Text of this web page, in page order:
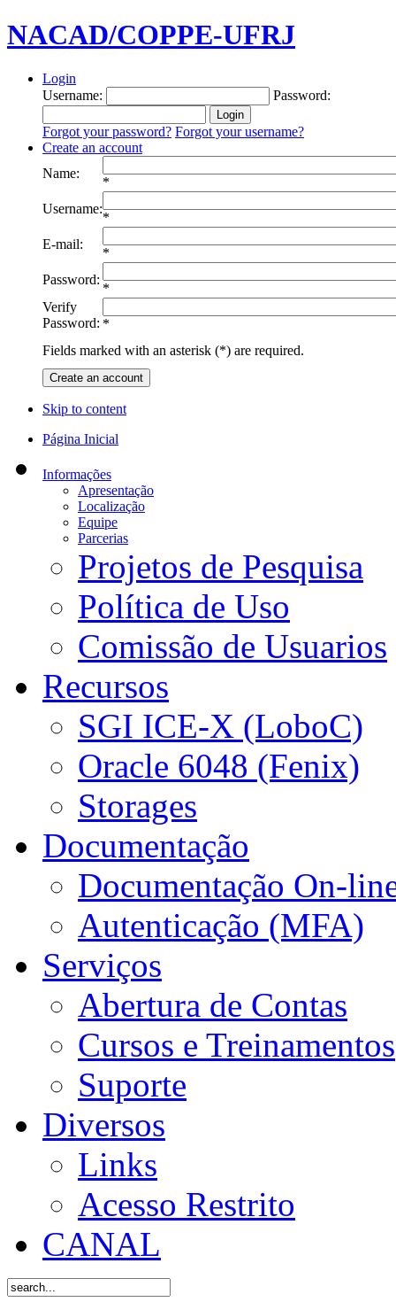
NACAD/COPPE-UFRJ
Login
Username:
Password:
Forgot your password? Forgot your username?
Create an account
Name:
*
Username:
*
E-mail:
*
Password:
*
Verify
Password: *
Fields marked with an asterisk (*) are required.
Create an account
Skip to content
Página Inicial
Informações
Apresentação
Localização
Equipe
Parcerias
Projetos de Pesquisa
Política de Uso
Comissão de Usuarios
Recursos
SGI ICE-X (LoboC)
Oracle 6048 (Fenix)
Storages
Documentação
Documentação On-
Autenticação (MFA)
Serviços
Abertura de Contas
Cursos e Treinamentos
Suporte
Diversos
Links
Acesso Restrito
CANAL